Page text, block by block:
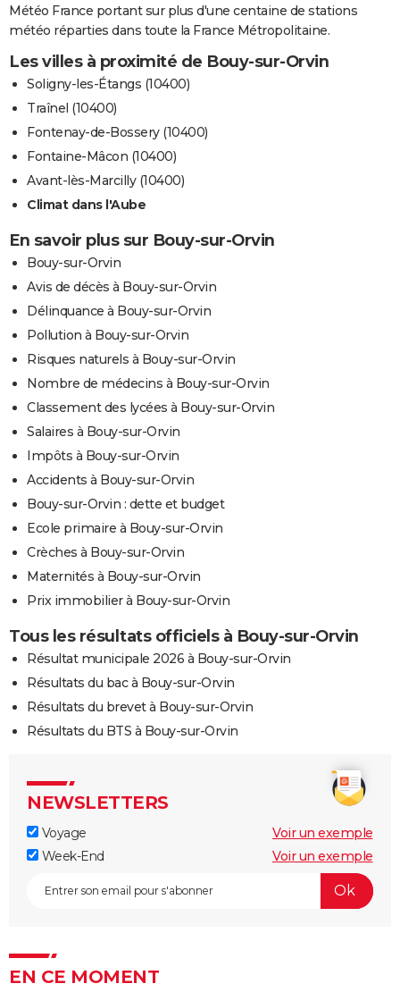
Météo France portant sur plus d'une centaine de stations
météo réparties dans toute la France Métropolitaine.
Les villes à proximité de Bouy-sur-Orvin
Soligny-les-Étangs (10400)
Traînel (10400)
Fontenay-de-Bossery (10400)
Fontaine-Mâcon (10400)
Avant-lès-Marcilly (10400)
Climat dans l'Aube
En savoir plus sur Bouy-sur-Orvin
Bouy-sur-Orvin
Avis de décès à Bouy-sur-Orvin
Délinquance à Bouy-sur-Orvin
Pollution à Bouy-sur-Orvin
Risques naturels à Bouy-sur-Orvin
Nombre de médecins à Bouy-sur-Orvin
Classement des lycées à Bouy-sur-Orvin
Salaires à Bouy-sur-Orvin
Impôts à Bouy-sur-Orvin
Accidents à Bouy-sur-Orvin
Bouy-sur-Orvin : dette et budget
Ecole primaire à Bouy-sur-Orvin
Crèches à Bouy-sur-Orvin
Maternités à Bouy-sur-Orvin
Prix immobilier à Bouy-sur-Orvin
Tous les résultats officiels à Bouy-sur-Orvin
Résultat municipale 2026 à Bouy-sur-Orvin
Résultats du bac à Bouy-sur-Orvin
Résultats du brevet à Bouy-sur-Orvin
Résultats du BTS à Bouy-sur-Orvin
NEWSLETTERS
Voyage
Voir un exemple
Week-End
Voir un exemple
EN CE MOMENT